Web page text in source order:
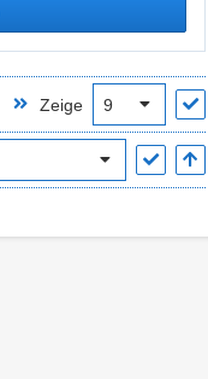
Zeige